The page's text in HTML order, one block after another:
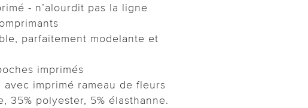
- n’alourdit pas la ligne
parfaitement modelante et
imprimés
avec imprimé rameau de fleurs
35% polyester, 5% élasthanne.